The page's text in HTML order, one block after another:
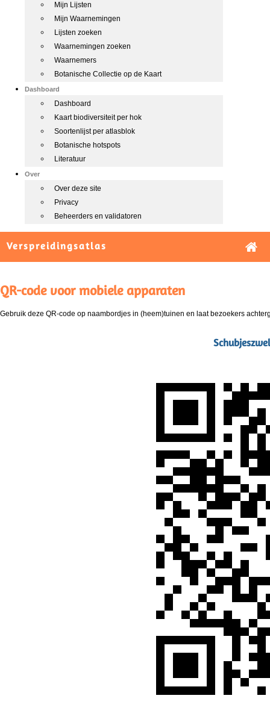
Mijn Lijsten
Mijn Waarnemingen
Lijsten zoeken
Waarnemingen zoeken
Waarnemers
Botanische Collectie op de Kaart
Dashboard
Dashboard
Kaart biodiversiteit per hok
Soortenlijst per atlasblok
Botanische hotspots
Literatuur
Over
Over deze site
Privacy
Beheerders en validatoren
Verspreidingsatlas
QR-code voor mobiele apparaten
Gebruik deze QR-code op naambordjes in (heem)tuinen en laat bezoekers